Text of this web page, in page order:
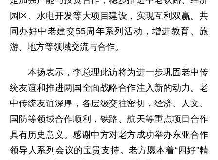
园区、水电开发等大项目建设，实现互利双赢。共
同办好中老建交55周年系列活动，增进教育、旅
游、地方等领域交流与合作。
本扬表示，李总理此访将为进一步巩固老中传
统友谊和推进两国全面战略合作注入新的动力。老
中传统友谊深厚，各层级交往密切，经济、人文、
国防等领域合作顺利，铁路、航天等重点项目合作
具有历史意义。感谢中方对老方成功举办东亚合作
领导人系列会议的宝贵支持。老方愿本着“四好”精